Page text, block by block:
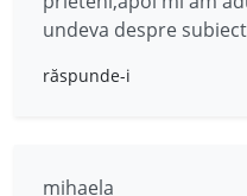
undeva despre
răspunde-i
mihaela